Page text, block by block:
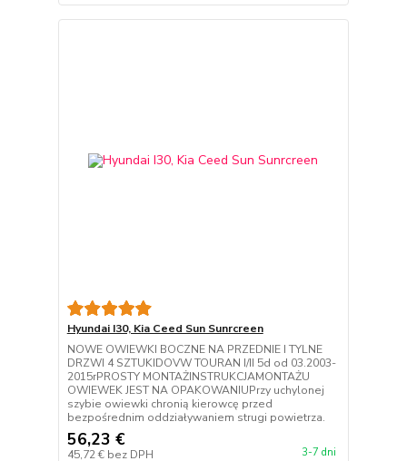
Hyundai I30, Kia Ceed Sun Sunrcreen
NOWE OWIEWKI BOCZNE NA PRZEDNIE I TYLNE
DRZWI 4 SZTUKIDOVW TOURAN I/II 5d od 03.2003-
2015rPROSTY MONTAŻINSTRUKCJAMONTAŻU
OWIEWEK JEST NA OPAKOWANIUPrzy uchylonej
szybie owiewki chronią kierowcę przed
bezpośrednim oddziaływaniem strugi powietrza.
56,23 €
45,72 € bez DPH 3-7 dni